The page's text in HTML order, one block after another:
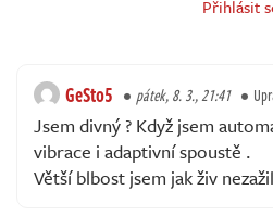
Přihlásit
GeSto5 pátek, 8. 3., 21:41
Jsem divný ? Když jsem
vibrace i adaptivní spoustě .
Větší blbost jsem jak živ